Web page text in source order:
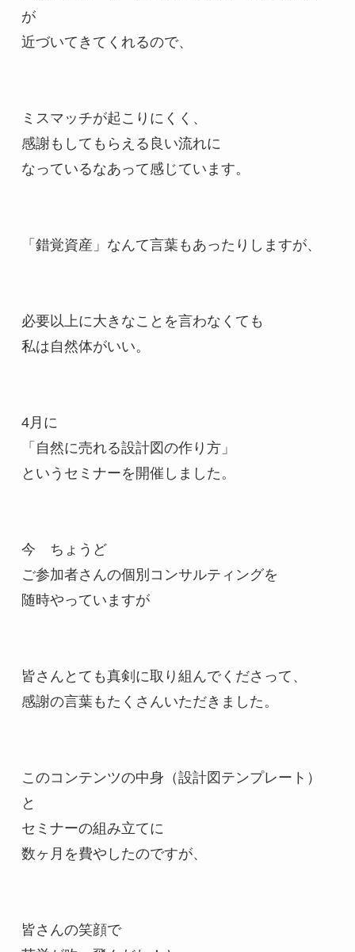
が
近づいてきてくれるので、
ミスマッチが起こりにくく、
感謝もしてもらえる良い流れに
なっているなあって感じています。
「錯覚資産」なんて言葉もあったりしますが、
必要以上に大きなことを言わなくても
私は自然体がいい。
4月に
「自然に売れる設計図の作り方」
というセミナーを開催しました。
今　ちょうど
ご参加者さんの個別コンサルティングを
随時やっていますが
皆さんとても真剣に取り組んでくださって、
感謝の言葉もたくさんいただきました。
このコンテンツの中身（設計図テンプレート）
と
セミナーの組み立てに
数ヶ月を費やしたのですが、
皆さんの笑顔で